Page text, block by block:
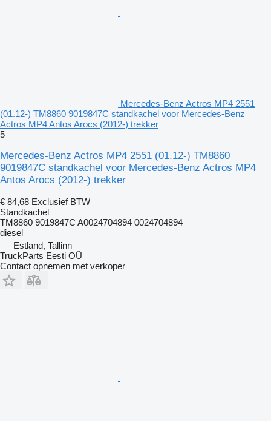
Mercedes-Benz Actros MP4 2551
(01.12-) TM8860 9019847C standkachel voor Mercedes-Benz
Actros MP4 Antos Arocs (2012-) trekker
5
Mercedes-Benz Actros MP4 2551 (01.12-) TM8860
9019847C standkachel voor Mercedes-Benz Actros MP4
Antos Arocs (2012-) trekker
€ 84,68 Exclusief BTW
Standkachel
TM8860 9019847C A0024704894 0024704894
diesel
Estland, Tallinn
TruckParts Eesti OÜ
Contact opnemen met verkoper